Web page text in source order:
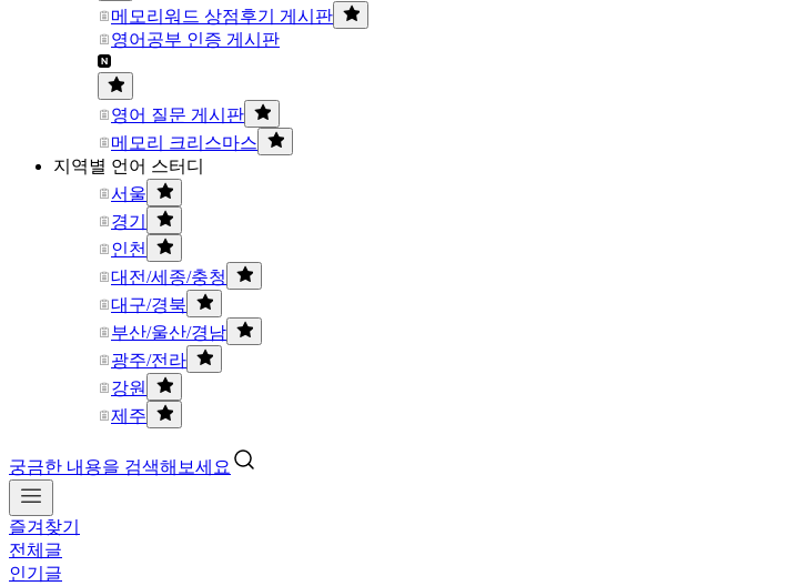
메모리워드 상점후기 게시판
영어공부 인증 게시판
영어 질문 게시판
메모리 크리스마스
지역별 언어 스터디
서울
경기
인천
대전/세종/충청
대구/경북
부산/울산/경남
광주/전라
강원
제주
궁금한 내용을 검색해보세요
즐겨찾기
전체글
인기글